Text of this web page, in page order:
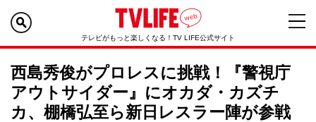
テレビがもっと楽しくなる！TV LIFE公式サイト
西島秀俊がプロレスに挑戦！『警視庁
アウトサイダー』にオカダ・カズチ
カ、棚橋弘至ら新日レスラー陣が参戦